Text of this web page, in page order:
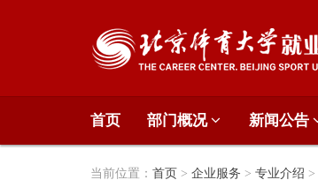
首页 部门概况 新闻公告
当前位置： 首页 > 企业服务 > 专业介绍 >